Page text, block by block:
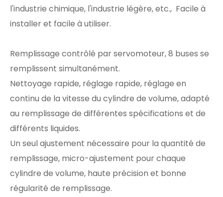
l'industrie chimique, l'industrie légère, etc., Facile à
installer et facile à utiliser.
Remplissage contrôlé par servomoteur, 8 buses se
remplissent simultanément.
Nettoyage rapide, réglage rapide, réglage en
continu de la vitesse du cylindre de volume, adapté
au remplissage de différentes spécifications et de
différents liquides.
Un seul ajustement nécessaire pour la quantité de
remplissage, micro-ajustement pour chaque
cylindre de volume, haute précision et bonne
régularité de remplissage.